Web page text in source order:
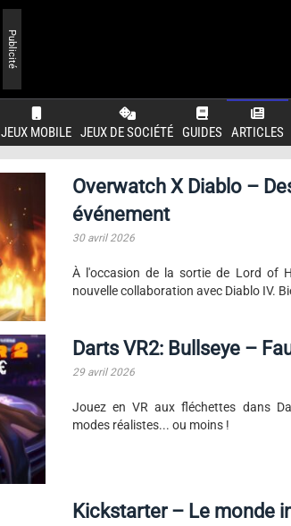
JEUX MOBILE JEUX DE SOCIÉTÉ GUIDES ARTICLES
Publicité
Overwatch X Diablo –
événement
30 avril 2026
À l'occasion de la sortie de Lord of
nouvelle collaboration avec Diablo IV.
Darts VR2: Bullseye –
29 avril 2026
Jouez en VR aux fléchettes dans
modes réalistes... ou moins !
Kickstarter – Le monde